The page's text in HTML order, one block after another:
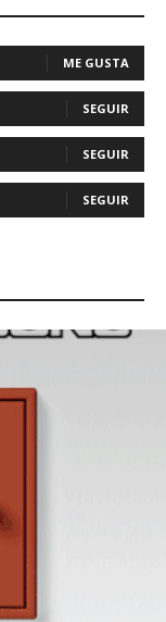
ME GUSTA
SEGUIR
SEGUIR
SEGUIR